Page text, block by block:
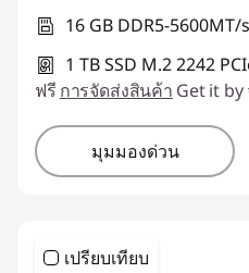
16 GB DDR5-
1 TB SSD M.2 2242
ฟรี การจัดส่งสินค้า Get it by
มุมมองด่วน
เปรียบเทียบ